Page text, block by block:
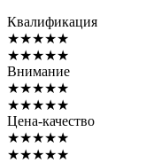
Квалификация
★★★★★
★★★★★
Внимание
★★★★★
★★★★★
Цена-качество
★★★★★
★★★★★